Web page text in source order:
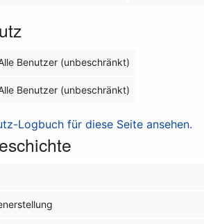
Benutzer (unbeschränkt)
Benutzer (unbeschränkt)
Logbuch für diese Seite ansehen.